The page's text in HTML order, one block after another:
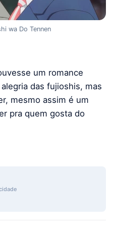
wa Do Tennen
um romance
das fujioshis, mas
mesmo assim é um
pra quem gosta do